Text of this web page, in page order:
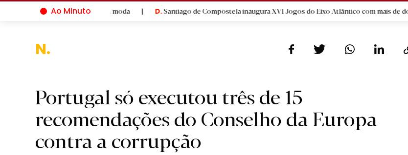
Ao Minuto
do mundo da moda D.Santiago de Compostela inaugura XVI Jogos do Eixo Atlântico com mais de dois mil atletas
Naci
Portugal só executou três de 15
recomendações do Conselho da Europa
contra a corrupção